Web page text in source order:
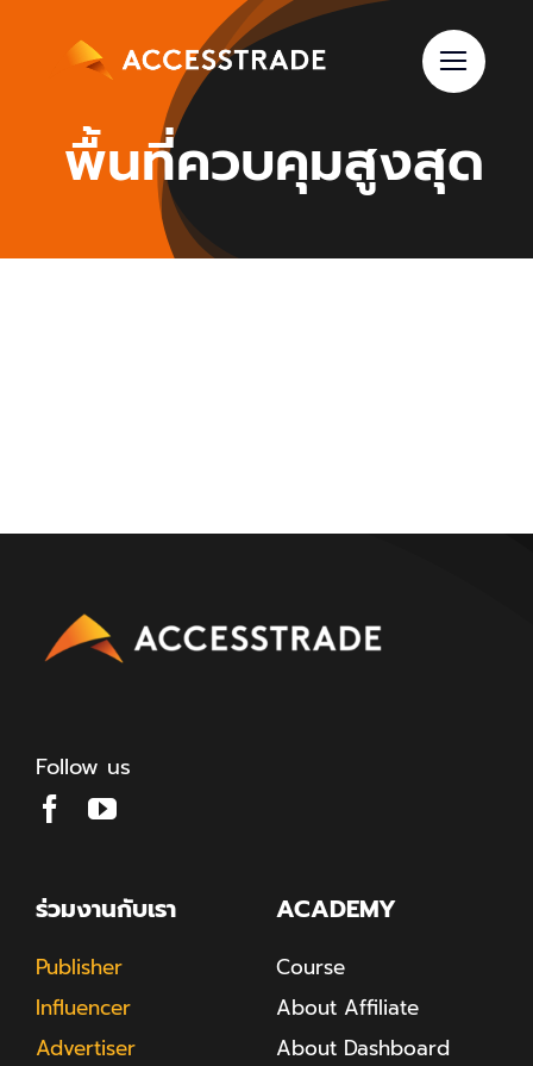
พื้นที่ควบคุมสูงสุด
Follow us
ร่วมงานกับเรา
Publisher
Influencer
Advertiser
ACADEMY
Course
About Affiliate
About Dashboard